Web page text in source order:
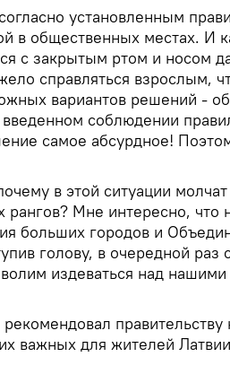
установленным
в общественных местах. И
с закрытым ртом и носом
справляться взрослым,
вариантов решений -
соблюдении
самое абсурдное!
в этой ситуации
рангов? Мне интересно, что
больших городов и
голову, в очередной раз
издеваться над
правительству
важных для жителей